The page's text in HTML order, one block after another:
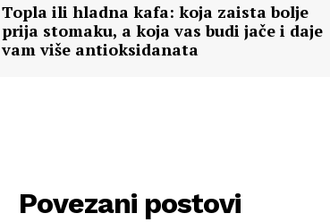
Topla ili hladna kafa: koja zaista bolje
prija stomaku, a koja vas budi jače i daje
vam više antioksidanata
Povezani postovi